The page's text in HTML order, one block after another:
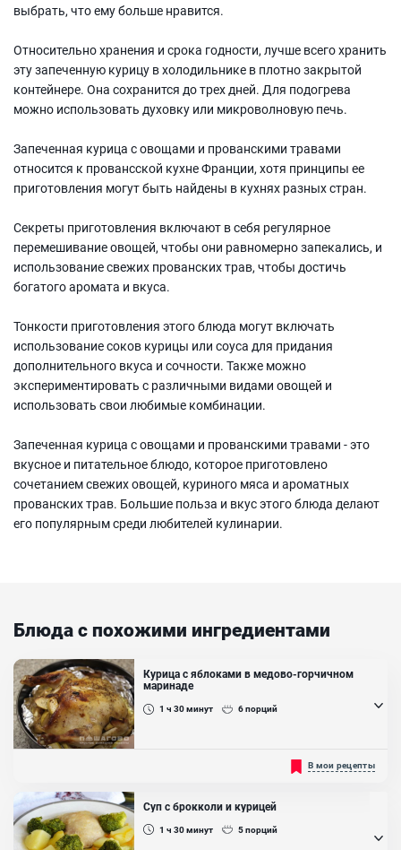
выбрать, что ему больше нравится.
Относительно хранения и срока годности, лучше всего хранить
эту запеченную курицу в холодильнике в плотно закрытой
контейнере. Она сохранится до трех дней. Для подогрева
можно использовать духовку или микроволновую печь.
Запеченная курица с овощами и прованскими травами
относится к провансской кухне Франции, хотя принципы ее
приготовления могут быть найдены в кухнях разных стран.
Секреты приготовления включают в себя регулярное
перемешивание овощей, чтобы они равномерно запекались, и
использование свежих прованских трав, чтобы достичь
богатого аромата и вкуса.
Тонкости приготовления этого блюда могут включать
использование соков курицы или соуса для придания
дополнительного вкуса и сочности. Также можно
экспериментировать с различными видами овощей и
использовать свои любимые комбинации.
Запеченная курица с овощами и прованскими травами - это
вкусное и питательное блюдо, которое приготовлено
сочетанием свежих овощей, куриного мяса и ароматных
прованских трав. Большие польза и вкус этого блюда делают
его популярным среди любителей кулинарии.
Блюда с похожими ингредиентами
Курица с яблоками в медово-горчичном
маринаде
1 ч 30минут 6порций
Сочная и в то же время нежная курочка в медово-горчичном
маринаде станет "звездой" любого праздничного стола. На
сегодняшний день существует множество рецептов, которые
способны сделать курицу очень вкусной, но именно данный набор
ингредиентов сделает её неповторимой, пикантной и в то де
время нежной. Обязательно приготовьте по данному рецепту
курочку и у вас точно попросят рецепт!...
В мои рецепты
Суп с брокколи и курицей
1 ч 30минут 5порций